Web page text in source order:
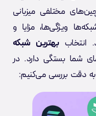
مختلفی میزبانی
ویژگی‌ها، مزایا و
انتخاببهترین شبکه
شما بستگی دارد. در
به دقت بررسی می‌کنیم: